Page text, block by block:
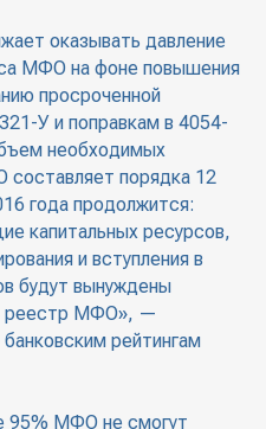
оказывать давление
МФО на фоне повышения
просроченной
У и поправкам в 4054-
необходимых
составляет порядка 12
года продолжится:
капитальных ресурсов,
и вступления в
будут вынуждены
реестр МФО», —
рейтингам
95% МФО не смогут